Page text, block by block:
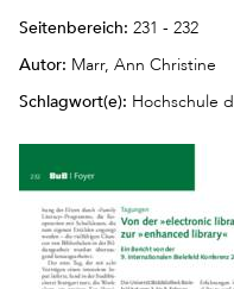
Seitenbereich: 231 - 232
Autor: Marr, Ann Christine
Schlagwort(e): Hochschule